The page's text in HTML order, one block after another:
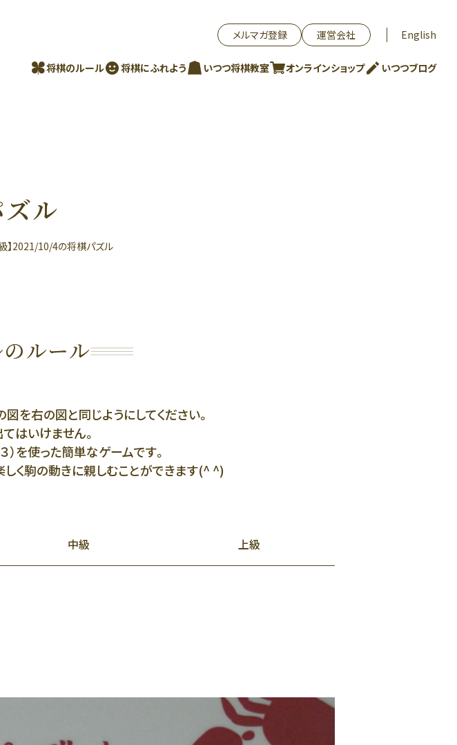
将棋のルール 将棋にふれよう いつつ将棋教室 オンラインショップ いつつブログ
メルマガ登録 運営会社 English
ル
】2021/10/4の将棋パズル
ルール
を右の図と同じようにしてください。
はいけません。
を使った簡単なゲームです。
く駒の動きに親しむことができます(^ ^)
中級 上級